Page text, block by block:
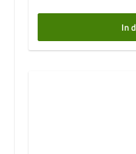
In